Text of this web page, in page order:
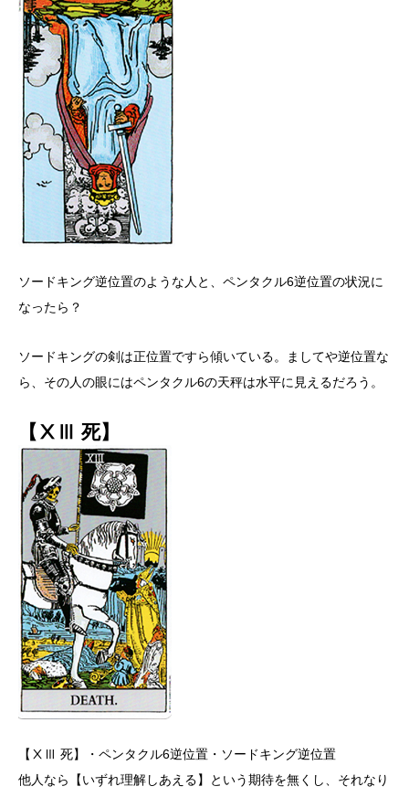
ソードキング逆位置のような人と、ペンタクル6逆位置の状況に
なったら？
ソードキングの剣は正位置ですら傾いている。ましてや逆位置な
ら、その人の眼にはペンタクル6の天秤は水平に見えるだろう。
【ⅩⅢ 死】
【ⅩⅢ 死】・ペンタクル6逆位置・ソードキング逆位置
他人なら【いずれ理解しあえる】という期待を無くし、それなり